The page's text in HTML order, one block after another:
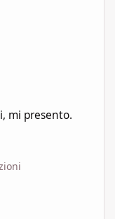
mi presento.